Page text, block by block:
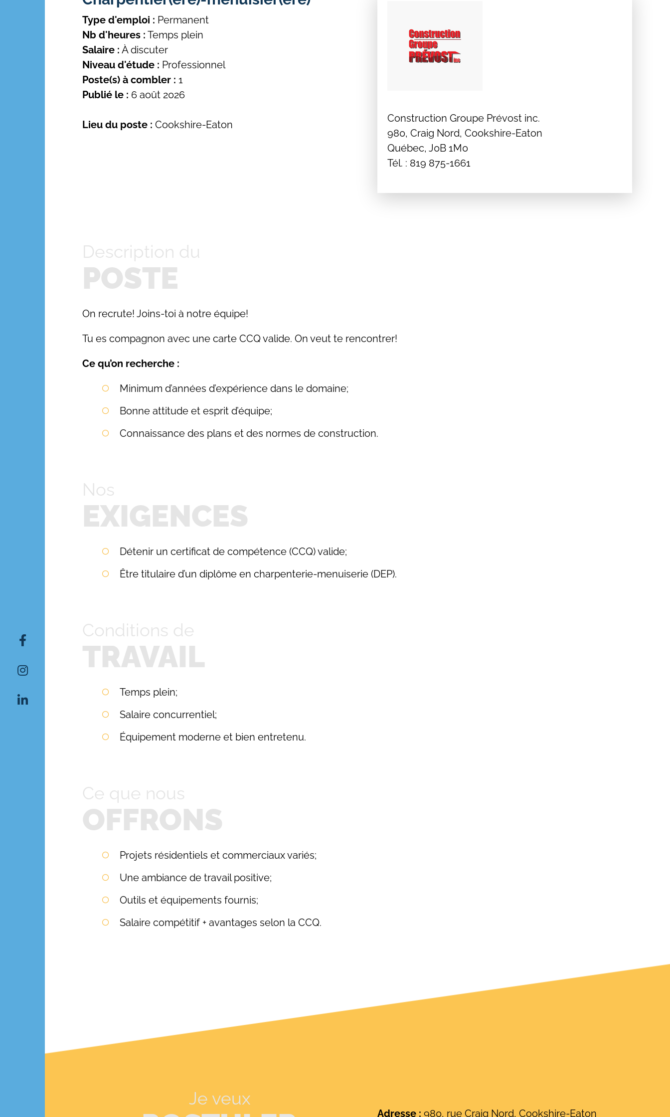
Type d'emploi : Permanent
Nb d'heures : Temps plein
Salaire : À discuter
Niveau d'étude : Professionnel
Poste(s) à combler : 1
Publié le : 6 août 2026
Lieu du poste : Cookshire-Eaton
Construction Groupe Prévost inc.
980, Craig Nord, Cookshire-Eaton
Québec, J0B 1M0
Tél. : 819 875-1661
Description du
POSTE
On recrute! Joins-toi à notre équipe!
Tu es compagnon avec une carte CCQ valide. On veut te rencontrer!
Ce qu’on recherche :
Minimum d’années d’expérience dans le domaine;
Bonne attitude et esprit d’équipe;
Connaissance des plans et des normes de construction.
Nos
EXIGENCES
Détenir un certificat de compétence (CCQ) valide;
Être titulaire d’un diplôme en charpenterie-menuiserie (DEP).
Conditions de
TRAVAIL
Temps plein;
Salaire concurrentiel;
Équipement moderne et bien entretenu.
Ce que nous
OFFRONS
Projets résidentiels et commerciaux variés;
Une ambiance de travail positive;
Outils et équipements fournis;
Salaire compétitif + avantages selon la CCQ.
Je veux
Adresse : 980, rue Craig Nord, Cookshire-Eaton
Rechercher: